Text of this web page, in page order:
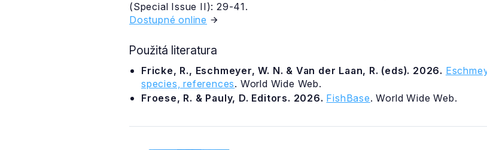
(Special Issue II): 29-41.
Dostupné online
Použitá literatura
Fricke, R., Eschmeyer, W. N. & Van der Laan, R. (eds). 2026.
species, references. World Wide Web.
Froese, R. & Pauly, D. Editors. 2026. FishBase. World Wide Web.